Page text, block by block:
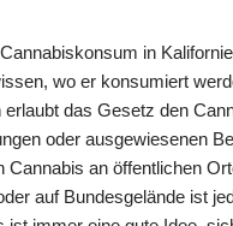
in
wo er konsumiert
erlaubt das Gesetz den
oder ausgewiesenen
Cannabis an öffentlichen
auf Bundesgelände ist